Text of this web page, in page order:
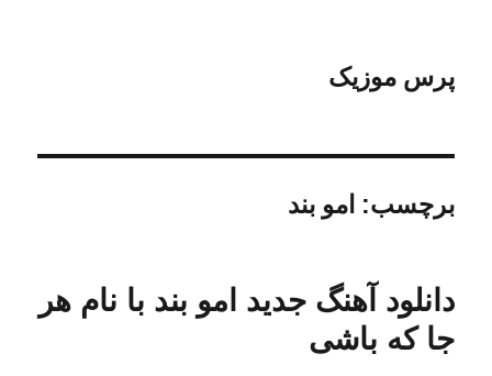
پرس موزیک
برچسب: امو بند
دانلود آهنگ جدید امو بند با نام هر
جا که باشی